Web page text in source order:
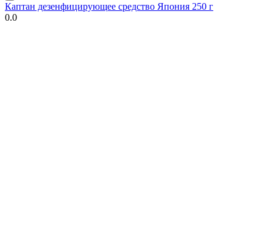
Каптан дезенфицирующее средство Япония 250 г
0.0